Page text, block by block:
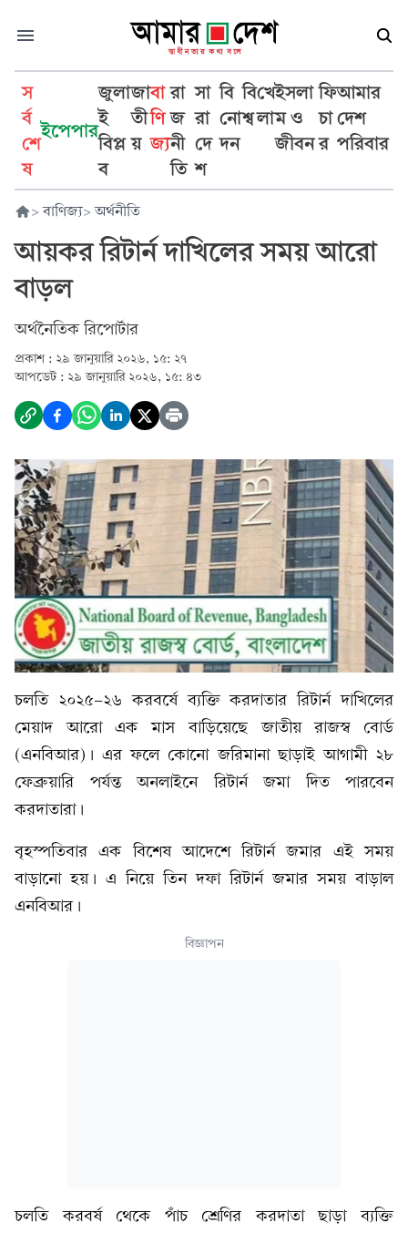
স
র্ব
শে
ষ
ইপেপার
জুলা
ই
বিপ্ল
ব
জা
তী
য়
বা
ণি
জ্য
রা
জ
নী
তি
সা
রা
দে
শ
বি
নো
দন
বি
শ্ব
খে
লা
ইসলা
ম ও
জীবন
ফি
চা
র
আমার
দেশ
পরিবার
> বাণিজ্য> অর্থনীতি
আয়কর রিটার্ন দাখিলের সময় আরো
বাড়ল
অর্থনৈতিক রিপোর্টার
প্রকাশ : ২৯ জানুয়ারি ২০২৬, ১৫: ২৭
আপডেট : ২৯ জানুয়ারি ২০২৬, ১৫: ৪৩
চলতি ২০২৫-২৬ করবর্ষে ব্যক্তি করদাতার রিটার্ন দাখিলের
মেয়াদ আরো এক মাস বাড়িয়েছে জাতীয় রাজস্ব বোর্ড
(এনবিআর)। এর ফলে কোনো জরিমানা ছাড়াই আগামী ২৮
ফেব্রুয়ারি পর্যন্ত অনলাইনে রিটার্ন জমা দিত পারবেন
করদাতারা।
বৃহস্পতিবার এক বিশেষ আদেশে রিটার্ন জমার এই সময়
বাড়ানো হয়। এ নিয়ে তিন দফা রিটার্ন জমার সময় বাড়াল
এনবিআর।
বিজ্ঞাপন
চলতি করবর্ষ থেকে পাঁচ শ্রেণির করদাতা ছাড়া ব্যক্তি